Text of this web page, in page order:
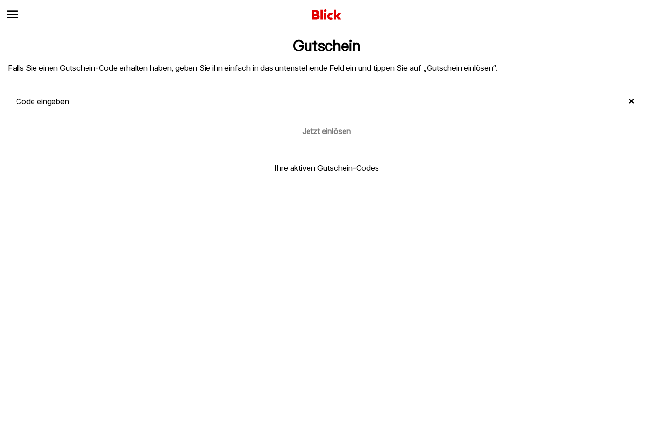
Gutschein
Falls Sie einen Gutschein-Code erhalten haben, geben Sie ihn einfach in das untenstehende Feld ein und tippen Sie auf „Gutschein einlösen“.
Jetzt einlösen
Ihre aktiven Gutschein-Codes